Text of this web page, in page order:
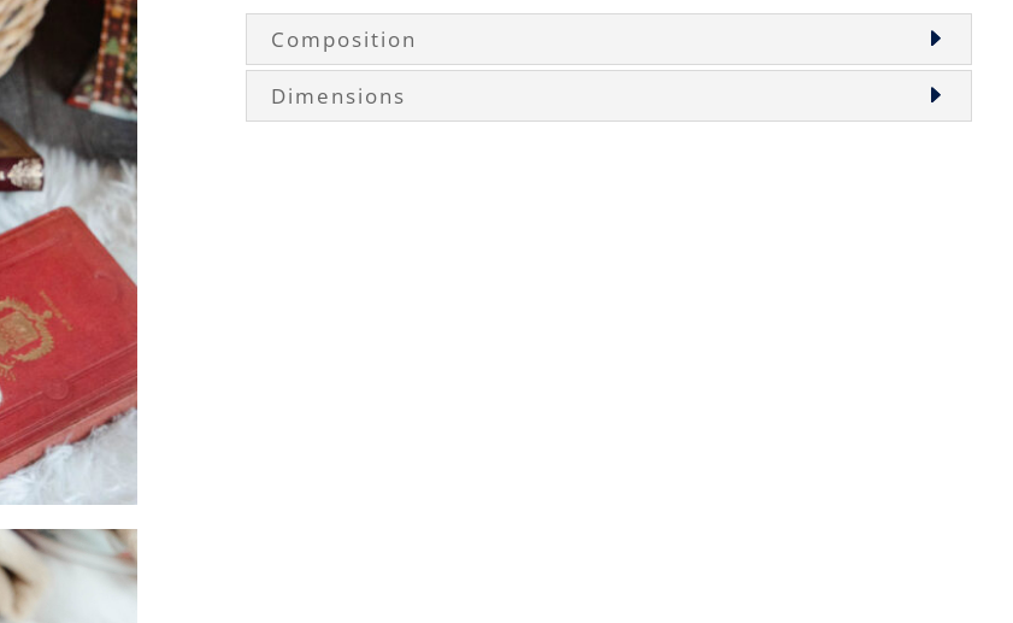
Composition
Dimensions